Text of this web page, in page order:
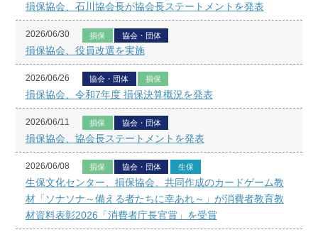
損保協会、石川協会長が協会長ステートメントを発表
2026/06/30 損保 協会・団体
損保協会、役員改選を実施
2026/06/26 協会・団体 損保
損保協会、令和7年度 損保決算概況を発表
2026/06/11 損保 協会・団体
損保協会、協会長ステートメントを発表
2026/06/08 損保 協会・団体 生保
生保文化センター、損保協会、共同作成のカードゲーム教
材「ソナソナ～備える者たちに幸あれ～」が消費者教育教
材資料表彰2026「消費者庁長官賞」を受賞